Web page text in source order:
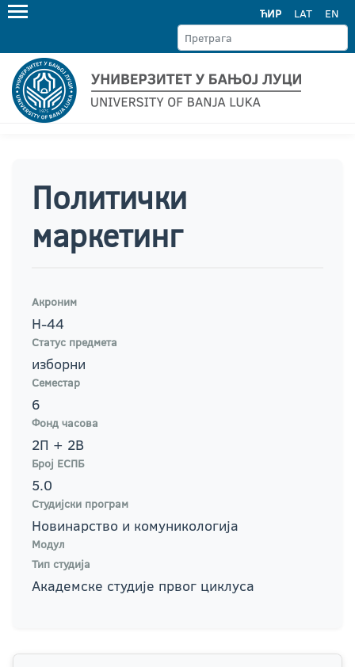
ЋИР LAT EN
Политички
маркетинг
Акроним
Н-44
Статус предмета
изборни
Семестар
6
Фонд часова
2П + 2В
Број ЕСПБ
5.0
Студијски програм
Новинарство и комуникологија
Модул
Тип студија
Академске студије првог циклуса